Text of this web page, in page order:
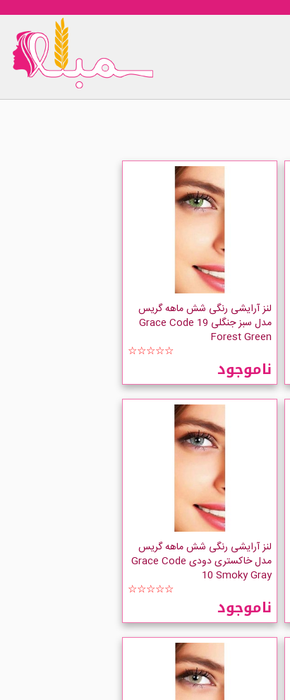
لنز آرایشی رنگی شش ماهه گریس
مدل سبز جنگلی Grace Code 19
Forest Green
☆☆☆☆☆
ناموجود
لنز آرایشی رنگی شش ماهه گریس
مدل خاکستری دودی Grace Code
10 Smoky Gray
☆☆☆☆☆
ناموجود